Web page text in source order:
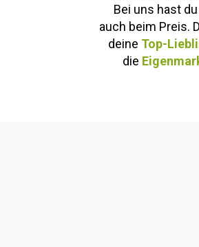
Bei uns hast
auch beim Preis.
deine Top-
die